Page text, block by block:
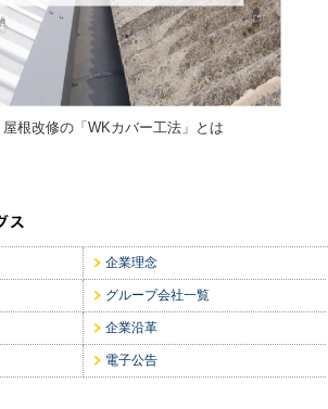
屋根改修の「WKカバー工法」とは
企業理念
グループ会社一覧
企業沿革
電子公告